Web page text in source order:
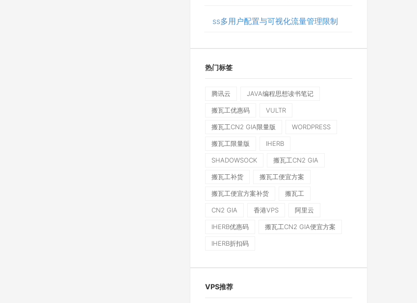
ss多用户配置与可视化流量管理限制
热门标签
腾讯云 JAVA编程思想读书笔记
搬瓦工优惠码 VULTR
搬瓦工CN2 GIA限量版 WORDPRESS
搬瓦工限量版 IHERB
SHADOWSOCK 搬瓦工CN2 GIA
搬瓦工补货 搬瓦工便宜方案
搬瓦工便宜方案补货 搬瓦工
CN2 GIA 香港VPS 阿里云
IHERB优惠码 搬瓦工CN2 GIA便宜方案
IHERB折扣码
VPS推荐